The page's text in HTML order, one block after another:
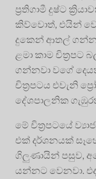
ප්‍රතිගාමී දුෂ්ට
කිව්වොත්, එයින්
දුකෙන් ආතල් ගන්න
ළමා කාම චිත්‍රපට
ගන්නවා වගේ
චිත්‍රපටය එවැනි
දේශපාලනික
මේ චිත්‍රපටයේ
එක් දර්ශනයක්
ගිලුණායින් පසුව,
යන්නට වෙනවා.